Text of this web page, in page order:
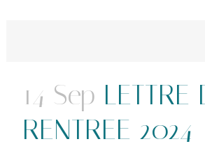
14 Sep LETTRE
RENTREE 2024